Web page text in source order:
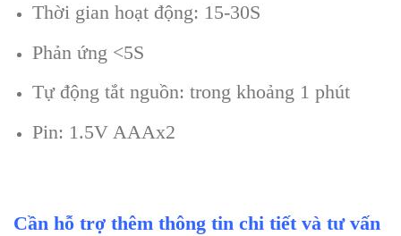
Thời gian hoạt động: 15-30S
Phản ứng <5S
Tự động tắt nguồn: trong khoảng 1 phút
Pin: 1.5V AAAx2
Cần hỗ trợ thêm thông tin chi tiết và tư vấn